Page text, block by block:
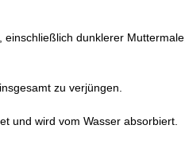
dunklerer Muttermale,
zu verjüngen.
und wird vom Wasser absorbiert.